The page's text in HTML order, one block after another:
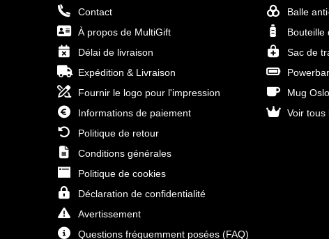
Contact
À propos de MultiGift
Délai de livraison
Expédition & Livraison
Fournir le logo pour l'impression
Informations de paiement
Politique de retour
Conditions générales
Politique de cookies
Déclaration de confidentialité
Avertissement
Questions fréquemment posées (FAQ)
Balle
Bouteille
Sac de
Mug
Voir tous